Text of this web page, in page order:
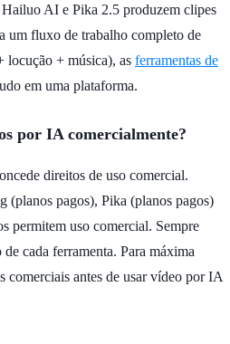
AI e Pika 2.5 produzem clipes
um fluxo de trabalho completo de
locução + música), as ferramentas de
em uma plataforma.
por IA comercialmente?
direitos de uso comercial.
(planos pagos), Pika (planos pagos)
permitem uso comercial. Sempre
cada ferramenta. Para máxima
comerciais antes de usar vídeo por IA